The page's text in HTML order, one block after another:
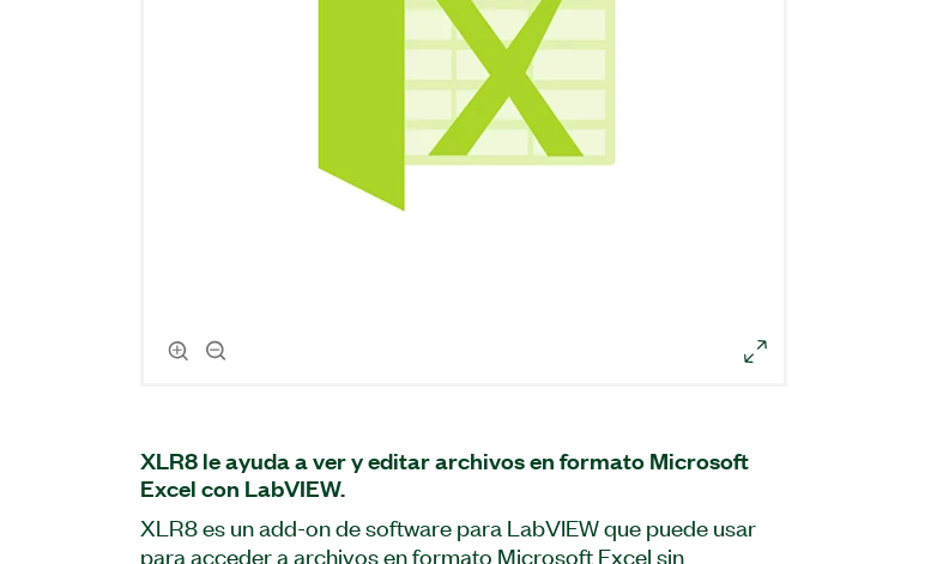
XLR8 le ayuda a ver y editar archivos en formato Microsoft
Excel con LabVIEW.
XLR8 es un add-on de software para LabVIEW que puede usar
para acceder a archivos en formato Microsoft Excel sin